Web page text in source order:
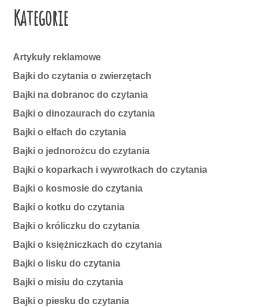
Kategorie
Artykuły reklamowe
Bajki do czytania o zwierzętach
Bajki na dobranoc do czytania
Bajki o dinozaurach do czytania
Bajki o elfach do czytania
Bajki o jednorożcu do czytania
Bajki o koparkach i wywrotkach do czytania
Bajki o kosmosie do czytania
Bajki o kotku do czytania
Bajki o króliczku do czytania
Bajki o księżniczkach do czytania
Bajki o lisku do czytania
Bajki o misiu do czytania
Bajki o piesku do czytania